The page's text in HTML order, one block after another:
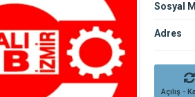
Sosyal
Adres
Açılış -